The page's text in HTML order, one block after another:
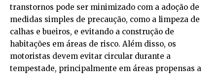
transtornos pode ser minimizado com a adoção de
medidas simples de precaução, como a limpeza de
calhas e bueiros, e evitando a construção de
habitações em áreas de risco. Além disso, os
motoristas devem evitar circular durante a
tempestade, principalmente em áreas propensas a